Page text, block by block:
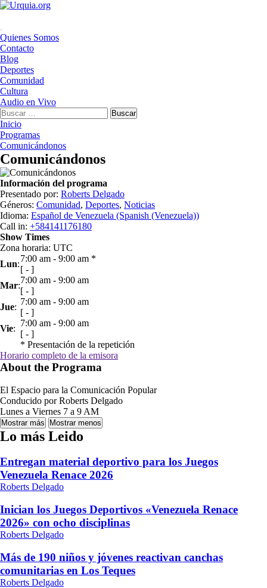
Saltar
Menú
principal
Quienes Somos
Contacto
Blog
Deportes
Comunidad
Cultura
Audio en Vivo
Buscar:
Inicio
Programas
Comunicándonos
Comunicándonos
Información del programa
Presentado por: Roberts Delgado
Géneros: Comunidad, Deportes, Noticias
Idioma: Español de Venezuela (Spanish (Venezuela))
Call in: +584141176180
Show Times
Zona horaria: UTC
Lun:
7:00 am - 9:00 am *
[ - ]
Mar:
7:00 am - 9:00 am
[ - ]
Jue:
7:00 am - 9:00 am
[ - ]
Vie:
7:00 am - 9:00 am
[ - ]
* Presentación de la repetición
Horario completo de la emisora
About the Programa
El Espacio para la Comunicación Popular
Conducido por Roberts Delgado
Lunes a Viernes 7 a 9 AM
Lo más Leido
Entregan material deportivo para los Juegos
Venezuela Renace 2026
Roberts Delgado
Inician los Juegos Deportivos «Venezuela Renace
2026» con ocho disciplinas
Roberts Delgado
Más de 190 niños y jóvenes reactivan canchas
comunitarias en Los Teques
Roberts Delgado